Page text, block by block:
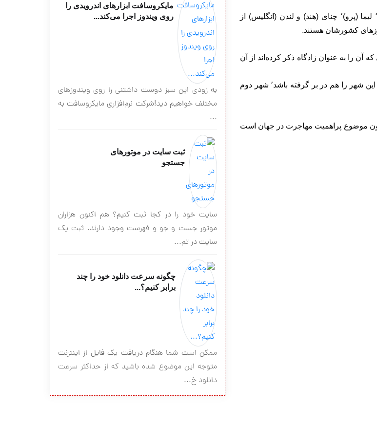
بوگوتا (کلمبیا)٬ بانکوک (تایلند)٬ آکرا (غنا)٬ حیدرآباد (هند)٬ کامپالا (اوگاندا)٬ لیما (پرو)٬ چنای (هند) و لندن (انگلیس) از
کشورشان هستند.
شده که بیش از ۲۰ درصد از کسانی که آن را به عنوان زادگاه ذکر کرده‌اند از آن
در صورتی که شهر مقصد این افراد بیشترین میزان جمعیت از شهروندان این شهر را هم در بر گرفته باشد٬ شهر دوم
موضوع پراهمیت مهاجرت در جهان است
مایکروسافت ابزارهای اندرویدی را
روی ویندوز اجرا می‌کند...
به زودی این سبز دوست داشتنی را روی ویندوزهای
مختلف خواهیم دید!شرکت نرم‌افزاری مایکروسافت به
...
ثبت سایت در موتورهای
جستجو
سايت خود را در كجا ثبت كنيم؟ هم اكنون هزاران
موتور جست و جو و فهرست وجود دارند. ثبت يك
سايت در تم...
چگونه سرعت دانلود خود را چند
برابر کنیم؟...
ممکن است شما هنگام دریافت یک فایل از اینترنت
متوجه این موضوع شده باشید که از حداکثر سرعت
دانلود خ...